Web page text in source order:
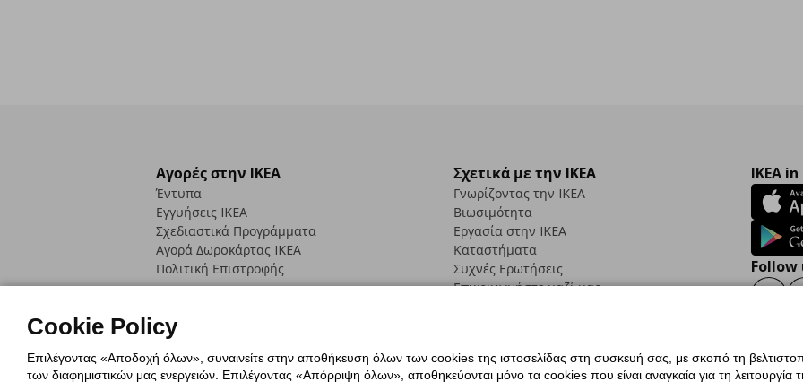
Αγορές στην IKEA
Έντυπα
Εγγυήσεις IKEA
Σχεδιαστικά Προγράμματα
Αγορά Δωρoκάρτας IKEA
Πολιτική Επιστροφής
Σχετικά με την IKEA
Γνωρίζοντας την IKEA
Βιωσιμότητα
Εργασία στην IKEA
Καταστήματα
Συχνές Ερωτήσεις
Επικοινωνήστε μαζί μας
IKEA
Follow
Cookie Policy
Επιλέγοντας «Αποδοχή όλων», συναινείτε στην αποθήκευση όλων των cookies της ιστοσελίδας στη συσκευή σας, με σκοπό τη
των διαφημιστικών μας ενεργειών. Επιλέγοντας «Απόρριψη όλων», αποθηκεύονται μόνο τα cookies που είναι αναγκαία για τη λειτουργία